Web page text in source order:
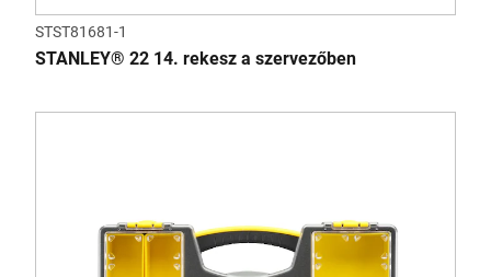
STST81681-1
STANLEY® 22 14. rekesz a szervezőben